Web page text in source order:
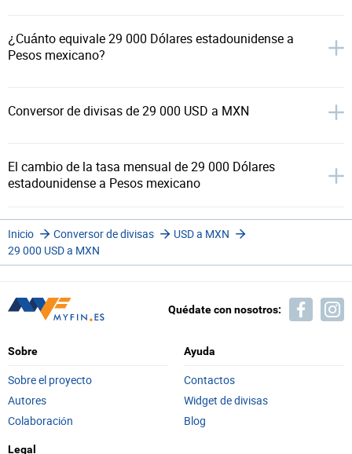
¿Cuánto equivale 29 000 Dólares estadounidense a
Pesos mexicano?
Conversor de divisas de 29 000 USD a MXN
El cambio de la tasa mensual de 29 000 Dólares
estadounidense a Pesos mexicano
Inicio Conversor de divisas
USD a MXN
29 000 USD a MXN
Quédate con nosotros:
Sobre
Sobre el proyecto
Autores
Colaboración
Ayuda
Contactos
Widget de divisas
Blog
Legal